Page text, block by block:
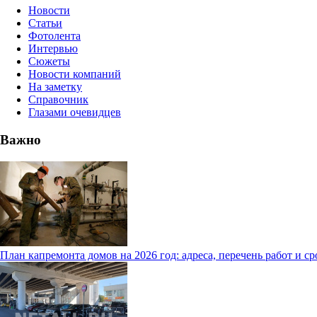
Новости
Статьи
Фотолента
Интервью
Сюжеты
Новости компаний
На заметку
Справочник
Глазами очевидцев
Важно
План капремонта домов на 2026 год: адреса, перечень работ и